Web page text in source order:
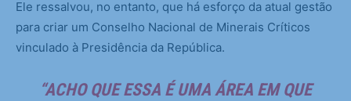
Ele ressalvou, no entanto, que há esforço da atual gestão
para criar um Conselho Nacional de Minerais Críticos
vinculado à Presidência da República.
“ACHO QUE ESSA É UMA ÁREA EM QUE